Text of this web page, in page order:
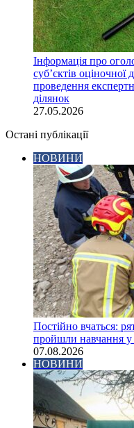
Інформація про
суб’єктів оціночної
проведення
ділянок
27.05.2026
Остані публікації
НОВИНИ
Постійно вчаться:
пройшли навчання
07.08.2026
НОВИНИ